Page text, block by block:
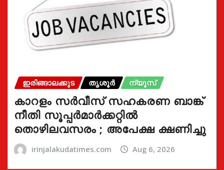
ഇരിങ്ങാലക്കുട തൃശൂർ ന്യൂസ്
കാറളം സർവീസ് സഹകരണ ബാങ്ക്
നീതി സൂപ്പർമാർക്കറ്റിൽ
തൊഴിലവസരം ; അപേക്ഷ ക്ഷണിച്ചു
irinjalakudatimes.com Aug 6, 2026